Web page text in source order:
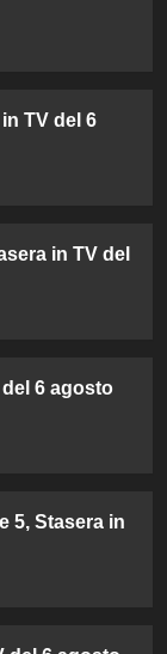
TV del 6
in TV del
6 agosto
5, Stasera in